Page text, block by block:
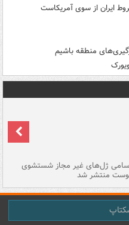
ایران از سوی آمریکاست
منطقه باشیم
ژل‌های غیر مجاز شستشوی
منتشر شد